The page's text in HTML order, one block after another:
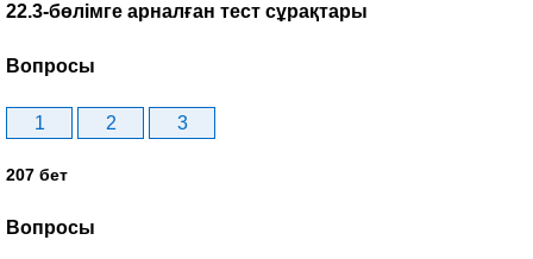
22.3-бөлімге арналған тест сұрақтары
Вопросы
1 2 3
207 бет
Вопросы